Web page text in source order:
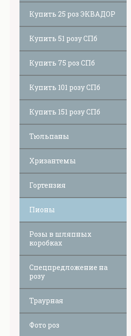
Купить 25 роз ЭКВАДОР
Купить 51 розу СПб
Купить 75 роз СПб
Купить 101 розу СПб
Купить 151 розу СПб
Тюльпаны
Хризантемы
Гортензия
Пионы
Розы в шляпных
коробках
Спецпредложение на
розу
Траурная
Фото роз